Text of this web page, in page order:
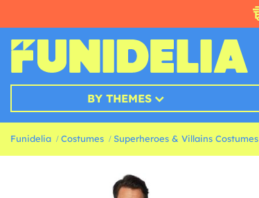
BY THEMES
Funidelia Costumes Superheroes & Villains Costumes